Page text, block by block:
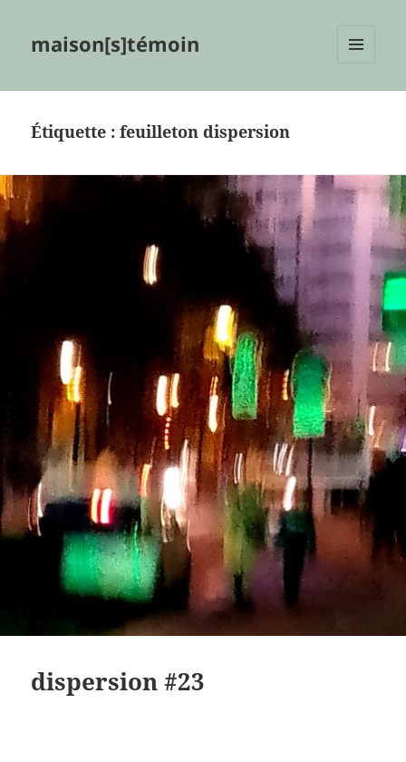
maison[s]témoin
Étiquette :feuilleton dispersion
dispersion #23